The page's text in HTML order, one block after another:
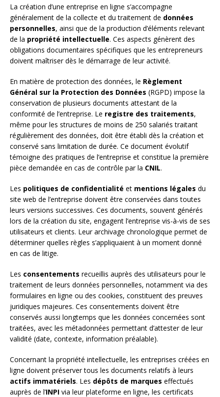
La création d’une entreprise en ligne s’accompagne
généralement de la collecte et du traitement de données
personnelles, ainsi que de la production d’éléments relevant
de la propriété intellectuelle. Ces aspects génèrent des
obligations documentaires spécifiques que les entrepreneurs
doivent maîtriser dès le démarrage de leur activité.
En matière de protection des données, le Règlement
Général sur la Protection des Données (RGPD) impose la
conservation de plusieurs documents attestant de la
conformité de l’entreprise. Le registre des traitements,
même pour les structures de moins de 250 salariés traitant
régulièrement des données, doit être établi dès la création et
conservé sans limitation de durée. Ce document évolutif
témoigne des pratiques de l’entreprise et constitue la première
pièce demandée en cas de contrôle par la CNIL.
Les politiques de confidentialité et mentions légales du
site web de l’entreprise doivent être conservées dans toutes
leurs versions successives. Ces documents, souvent générés
lors de la création du site, engagent l’entreprise vis-à-vis de ses
utilisateurs et clients. Leur archivage chronologique permet de
déterminer quelles règles s’appliquaient à un moment donné
en cas de litige.
Les consentements recueillis auprès des utilisateurs pour le
traitement de leurs données personnelles, notamment via des
formulaires en ligne ou des cookies, constituent des preuves
juridiques majeures. Ces consentements doivent être
conservés aussi longtemps que les données concernées sont
traitées, avec les métadonnées permettant d’attester de leur
validité (date, contexte, information préalable).
Concernant la propriété intellectuelle, les entreprises créées en
ligne doivent préserver tous les documents relatifs à leurs
actifs immatériels. Les dépôts de marques effectués
auprès de l’INPI via leur plateforme en ligne, les certificats